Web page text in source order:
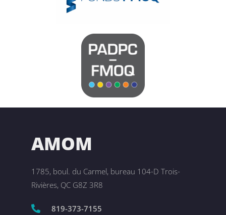
AMOM
1785, boul. du Carmel, bureau 104-D Trois-
Rivières, QC G8Z 3R8
819-373-7155